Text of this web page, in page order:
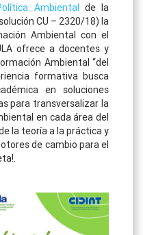
Ambiental de la
CU – 2320/18) la
Ambiental con el
ofrece a docentes y
Ambiental “del
formativa busca
en soluciones
para transversalizar la
en cada área del
la teoría a la práctica y
de cambio para el